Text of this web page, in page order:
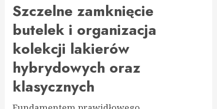
Szczelne zamknięcie
butelek i organizacja
kolekcji lakierów
hybrydowych oraz
klasycznych